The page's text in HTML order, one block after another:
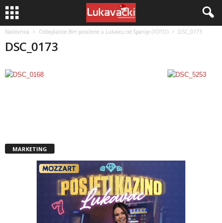
Naslovnica Odbojkašice BiH poražene u Lukavcu od Španije (FOTO) DSC_0173
DSC_0173
MARKETING